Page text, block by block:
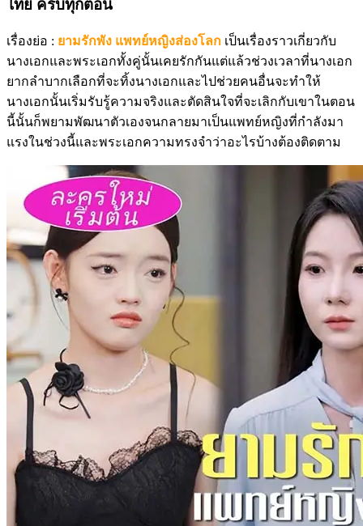
ไทย ครบทุกตอน
เรื่องย่อ : ยามรักพัง แพทย์หญิงส่องโลก เป็นเรื่องราวเกี่ยวกับ
นางเอกและพระเอกทั้งคู่นั้นเคยรักกันแต่แล้วช่วงเวลาที่นางเอก
ยากลำบากเลือกที่จะทิ้งนางเอกและไปช่วยคนอื่นจะทำให้
นางเอกนั้นเริ่มรับรู้ความจริงและตัดสินใจที่จะเลิกกับเขาในตอน
นี้นั้นก็พยามพัฒนาตัวเองจนกลายมาเป็นแพทย์หญิงที่กำลังมา
แรงในช่วงนี้และพระเอกความทรงจำว่าอะไรบ้างต้องติดตาม